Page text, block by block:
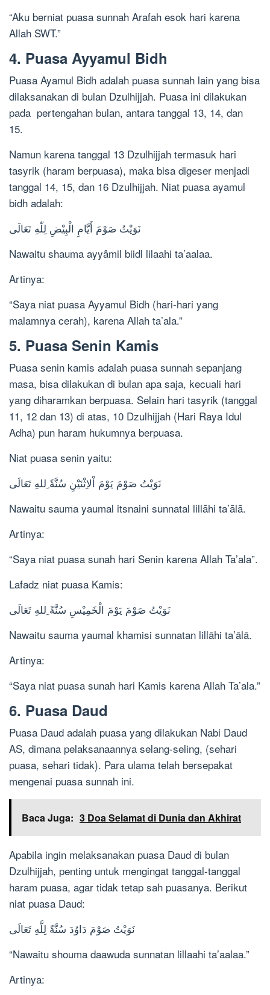
“Aku berniat puasa sunnah Arafah esok hari karena
Allah SWT.”
4. Puasa Ayyamul Bidh
Puasa Ayamul Bidh adalah puasa sunnah lain yang bisa
dilaksanakan di bulan Dzulhijjah. Puasa ini dilakukan
pada pertengahan bulan, antara tanggal 13, 14, dan
15.
Namun karena tanggal 13 Dzulhijjah termasuk hari
tasyrik (haram berpuasa), maka bisa digeser menjadi
tanggal 14, 15, dan 16 Dzulhijjah. Niat puasa ayamul
bidh adalah:
نَوَيْتُ صَوْمَ أَيَّامِ الْبِيْضِ لِلّٰهِ تَعَالَى
Nawaitu shauma ayyâmil biidl lilaahi ta’aalaa.
Artinya:
“Saya niat puasa Ayyamul Bidh (hari-hari yang
malamnya cerah), karena Allah ta’ala.”
5. Puasa Senin Kamis
Puasa senin kamis adalah puasa sunnah sepanjang
masa, bisa dilakukan di bulan apa saja, kecuali hari
yang diharamkan berpuasa. Selain hari tasyrik (tanggal
11, 12 dan 13) di atas, 10 Dzulhijjah (Hari Raya Idul
Adha) pun haram hukumnya berpuasa.
Niat puasa senin yaitu:
نَوَيْتُ صَوْمَ يَوْمَ اْلاِثْنَيْنِ سُنَّةً ِللهِ تَعَالَى
Nawaitu sauma yaumal itsnaini sunnatal lillāhi ta’ālā.
Artinya:
“Saya niat puasa sunah hari Senin karena Allah Ta’ala”.
Lafadz niat puasa Kamis:
نَوَيْتُ صَوْمَ يَوْمَ الْخَمِيْسِ سُنَّةً ِللهِ تَعَالَى
Nawaitu sauma yaumal khamisi sunnatan lillāhi ta’ālā.
Artinya:
“Saya niat puasa sunah hari Kamis karena Allah Ta’ala.”
6. Puasa Daud
Puasa Daud adalah puasa yang dilakukan Nabi Daud
AS, dimana pelaksanaannya selang-seling, (sehari
puasa, sehari tidak). Para ulama telah bersepakat
mengenai puasa sunnah ini.
Baca Juga: 3 Doa Selamat di Dunia dan Akhirat
Apabila ingin melaksanakan puasa Daud di bulan
Dzulhijjah, penting untuk mengingat tanggal-tanggal
haram puasa, agar tidak tetap sah puasanya. Berikut
niat puasa Daud:
نَوَيْتُ صَوْمَ دَاوُدَ سُنَّةً لِلَّهِ تَعَالَى
“Nawaitu shouma daawuda sunnatan lillaahi ta’aalaa.”
Artinya: